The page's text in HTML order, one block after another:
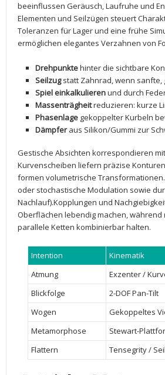
beeinflussen Geräusch, Laufruhe und
Elementen‍ und Seilzügen‍ steuert
Toleranzen für Lager und eine frühe
ermöglichen elegantes Verzahnen von⁣
Drehpunktehinter die sichtbare
Seilzugstatt Zahnrad,⁢ wenn sanfte,
Spiel einkalkulierenund durch
Massenträgheitreduzieren: kurze
Phasenlage gekoppelter ⁢Kurbeln
Dämpferaus Silikon/Gummi zur
Gestische Absichten korrespondieren
Kurvenscheiben liefern präzise
formen⁤ volumetrische
oder ‌stochastische​ Modulation‌ sowie
Nachlauf).Kopplungen und
Oberflächen lebendig machen,
parallele Ketten kombinierbar halten.
Intention Kinematik
Atmung
Exzenter /
Blickfolge
2-DOF Pan-Tilt
Wogen
Gekoppeltes⁣
Metamorphose
Stewart-
Flattern
Tensegrity​ /